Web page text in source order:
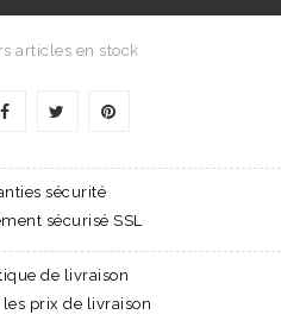
articles en stock
sécurité
sécurisé SSL
de livraison
les prix de livraison